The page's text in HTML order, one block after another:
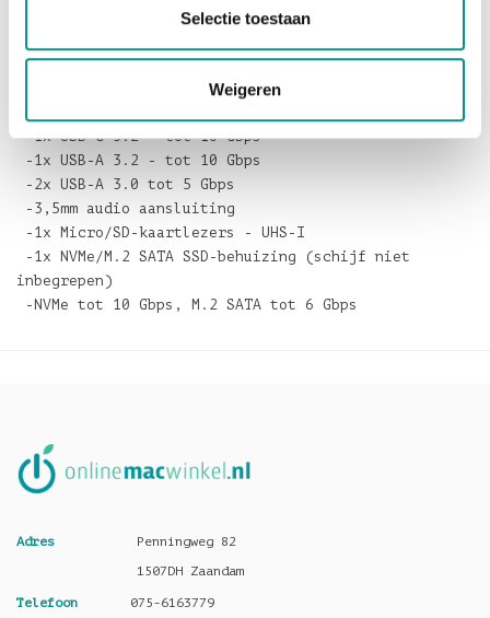
Selectie toestaan
Weigeren
-Schroef/Schroevendraaier voor behuizing
-1x USB-C 3.2 - tot 10 Gbps
-1x USB-A 3.2 - tot 10 Gbps
-2x USB-A 3.0 tot 5 Gbps
-3,5mm audio aansluiting
-1x Micro/SD-kaartlezers - UHS-I
-1x NVMe/M.2 SATA SSD-behuizing (schijf niet
inbegrepen)
-NVMe tot 10 Gbps, M.2 SATA tot 6 Gbps
Adres
Penningweg 82
1507DH Zaandam
Telefoon 075-6163779